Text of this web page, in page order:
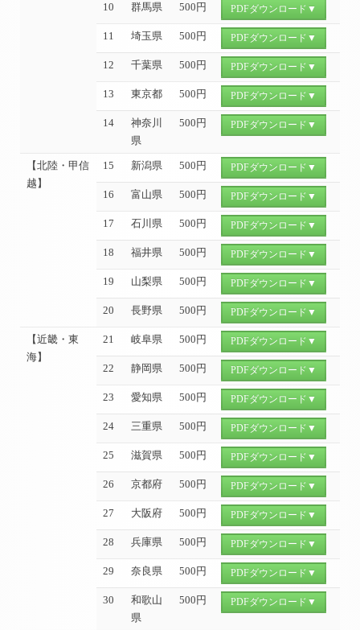
10 群馬県 500円 PDFダウンロード▼
11 埼玉県 500円 PDFダウンロード▼
12 千葉県 500円 PDFダウンロード▼
13 東京都 500円 PDFダウンロード▼
14
神奈川
県
500円 PDFダウンロード▼
【北陸・甲信
越】
15 新潟県 500円 PDFダウンロード▼
16 富山県 500円 PDFダウンロード▼
17 石川県 500円 PDFダウンロード▼
18 福井県 500円 PDFダウンロード▼
19 山梨県 500円 PDFダウンロード▼
20 長野県 500円 PDFダウンロード▼
【近畿・東
海】
21 岐阜県 500円 PDFダウンロード▼
22 静岡県 500円 PDFダウンロード▼
23 愛知県 500円 PDFダウンロード▼
24 三重県 500円 PDFダウンロード▼
25 滋賀県 500円 PDFダウンロード▼
26 京都府 500円 PDFダウンロード▼
27 大阪府 500円 PDFダウンロード▼
28 兵庫県 500円 PDFダウンロード▼
29 奈良県 500円 PDFダウンロード▼
30
和歌山
県
500円 PDFダウンロード▼